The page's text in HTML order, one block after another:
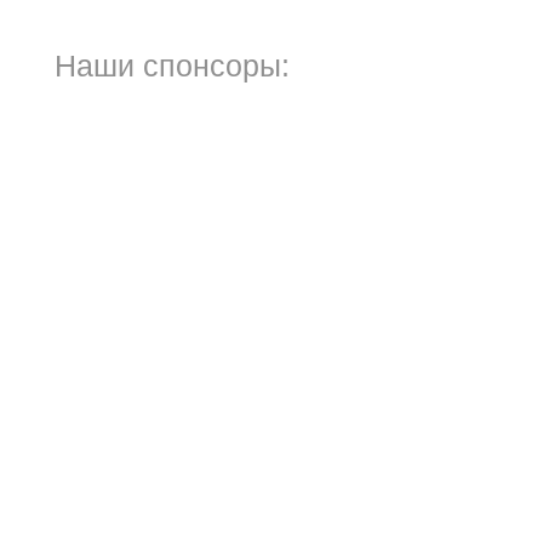
Наши спонсоры: